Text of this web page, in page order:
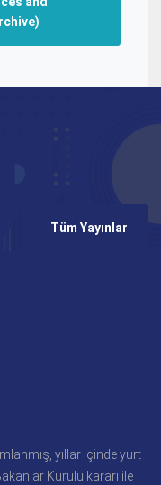
Tüm Yayınlar
yıllar içinde yurt
Kurulu kararı ile